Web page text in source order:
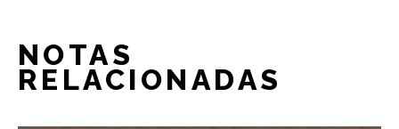
NOTAS
RELACIONADAS